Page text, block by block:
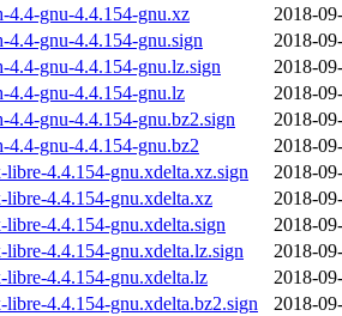
4.4-gnu-4.4.154-gnu.xz
2018-
4.4-gnu-4.4.154-gnu.sign
2018-
4.4-gnu-4.4.154-gnu.lz.sign
2018-
4.4-gnu-4.4.154-gnu.lz
2018-
4.4-gnu-4.4.154-gnu.bz2.sign
2018-
4.4-gnu-4.4.154-gnu.bz2
2018-
libre-4.4.154-gnu.xdelta.xz.sign
2018-
libre-4.4.154-gnu.xdelta.xz
2018-
libre-4.4.154-gnu.xdelta.sign
2018-
libre-4.4.154-gnu.xdelta.lz.sign
2018-
libre-4.4.154-gnu.xdelta.lz
2018-
libre-4.4.154-gnu.xdelta.bz2.sign
2018-